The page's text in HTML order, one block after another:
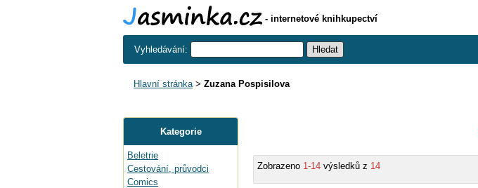
- internetové knihkupectví
Vyhledávání:
Hlavní stránka> Zuzana Pospisilova
Kategorie
Beletrie
Cestování, průvodci
Comics
Zobrazeno 1-14 výsledků z 14